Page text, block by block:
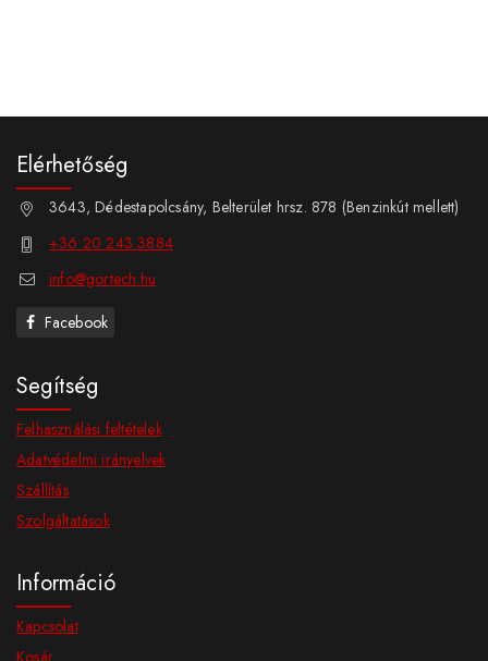
Elérhetőség
3643, Dédestapolcsány, Belterület hrsz. 878 (Benzinkút mellett)
+36 20 243 3884
info@gortech.hu
Facebook
Segítség
Felhasználási feltételek
Adatvédelmi irányelvek
Szállítás
Szolgáltatások
Információ
Kapcsolat